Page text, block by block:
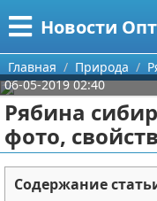
Новости
Меню
Главная
Категории
Информационные
Автомобили
Поиск
О проекте
Главная Природа
06-05-2019 02:40
Рябина
фото,
Содержание